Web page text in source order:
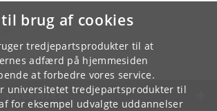
brug af cookies
tredjepartsprodukter til at
adfærd på hjemmesiden
at forbedre vores service.
universitetet tredjepartsprodukter til
for eksempel udvalgte uddannelser